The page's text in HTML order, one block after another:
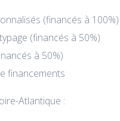
(financés à 100%)
(financés à 50%)
à 50%)
financements
Atlantique :